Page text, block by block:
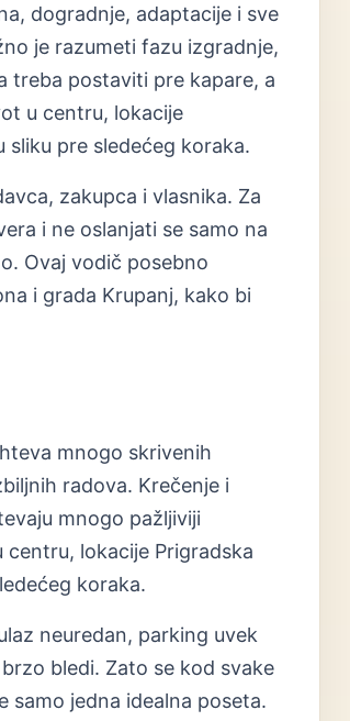
dogradnje, adaptacije i sve
je razumeti fazu izgradnje,
treba postaviti pre kapare, a
u centru, lokacije
sliku pre sledećeg koraka.
zakupca i vlasnika. Za
i ne oslanjati se samo na
Ovaj vodič posebno
i grada Krupanj, kako bi
mnogo skrivenih
radova. Krečenje i
mnogo pažljiviji
lokacije Prigradska
koraka.
neuredan, parking uvek
bledi. Zato se kod svake
samo jedna idealna poseta.